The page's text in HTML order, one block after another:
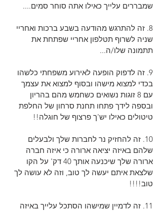
שמבררים עלייך כאילו אתה סוחר סמים....
8. זה להתרגש מהודעה בשבע ברכות ואחריי
שניה לשרוף תטלפון אחריי שפתחת את
תתמונה שלו/ה...
9. זה לדפוק הופעה לאירוע משפחתי כלשהו
בכדי למצוא מישהו ובסוף למצוא את עצמך
עם 8 זוגות נשואים כשחמש מהם בהריון
ובספה לידך פתחו תחנת סרחון של החלפת
טיטולים כאילו יש'ך פרצוף של חוגלה!!
10. זה להחזיק נר לחברות שלך ולבעלים
שלהם באיזה יציאה ארורה כי איזה חברה
ארורה שלך שיכנעה אותך 40 דק' על הקו
שלצאת איתם יעשה לך טוב, וזה לא עושה לך
טוב!!!!
11. זה לדמיין שמישהו הסתכל עלייך באיזה